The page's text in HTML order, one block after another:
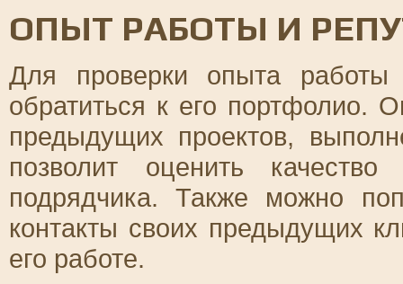
ОПЫТ РАБОТЫ И
Для проверки опыта
обратиться к его портфолио.
предыдущих проектов,
позволит оценить
подрядчика. Также можно
контакты своих предыдущих
его работе.